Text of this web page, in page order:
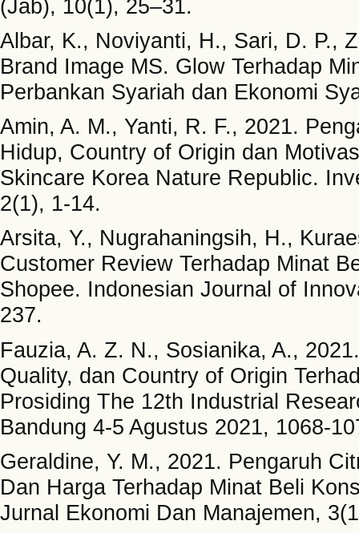
(Jab), 10(1), 25–31.
Albar, K., Noviyanti, H., Sari, D. P.,
Brand Image MS. Glow Terhadap
Perbankan Syariah dan Ekonomi
Amin, A. M., Yanti, R. F., 2021.
Hidup, Country of Origin dan
Skincare Korea Nature Republic.
2(1), 1-14.
Arsita, Y., Nugrahaningsih, H.,
Customer Review Terhadap Minat
Shopee. Indonesian Journal of
237.
Fauzia, A. Z. N., Sosianika, A.,
Quality, dan Country of Origin
Prosiding The 12th Industrial
Bandung 4-5 Agustus 2021, 1068-
Geraldine, Y. M., 2021. Pengaruh
Dan Harga Terhadap Minat Beli
Jurnal Ekonomi Dan Manajemen,